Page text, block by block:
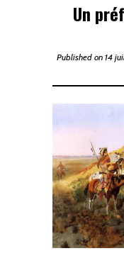
Un
Published on 14